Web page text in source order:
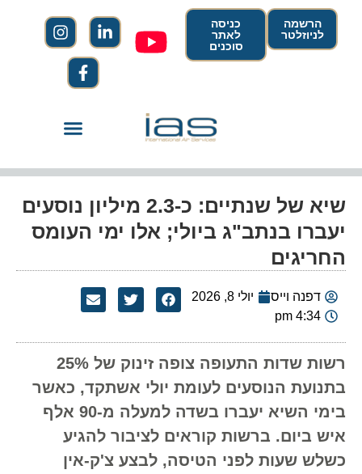
הרשמה
לניוזלטר
כניסה
לאתר
סוכנים
שיא של שנתיים: כ-2.3 מיליון נוסעים
יעברו בנתב"ג ביולי; אלו ימי העומס
החריגים
דפנה וייס
יולי 8, 2026
4:34 pm
רשות שדות התעופה צופה זינוק של 25%
בתנועת הנוסעים לעומת יולי אשתקד, כאשר
בימי השיא יעברו בשדה למעלה מ-90 אלף
איש ביום. ברשות קוראים לציבור להגיע
כשלש שעות לפני הטיסה, לבצע צ'ק-אין